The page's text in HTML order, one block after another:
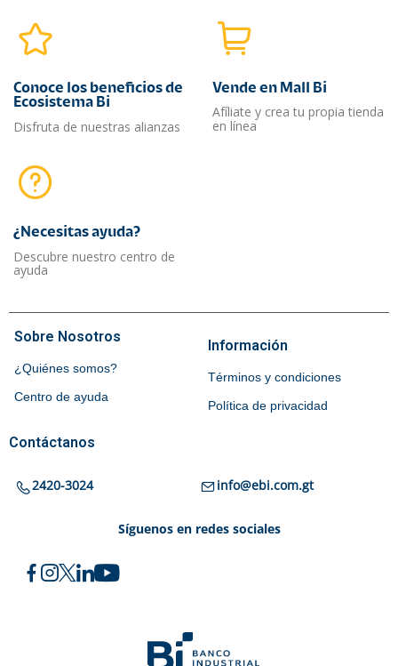
Conoce los beneficios de
Ecosistema Bi
Disfruta de nuestras alianzas
Vende en Mall Bi
Afíliate y crea tu propia tienda
en línea
¿Necesitas ayuda?​
Descubre nuestro centro de
ayuda
Sobre Nosotros
¿Quiénes somos?
Centro de ayuda
Información
Términos y condiciones
Política de privacidad
Contáctanos
2420-3024 info@ebi.com.gt
Síguenos en redes sociales